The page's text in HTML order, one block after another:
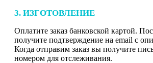
3. ИЗГОТОВЛЕНИЕ
Оплатите заказ банковской картой.
получите подтверждение на email с
Когда отправим заказ вы получите
номером для отслеживания.